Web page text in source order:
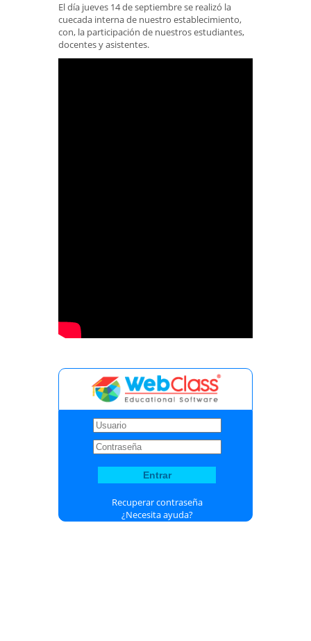
El día jueves 14 de septiembre se realizó la
cuecada interna de nuestro establecimiento,
con, la participación de nuestros estudiantes,
docentes y asistentes.
Recuperar contraseña
¿Necesita ayuda?